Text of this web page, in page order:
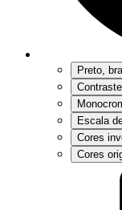
Preto,
Escala
Cores
Cores